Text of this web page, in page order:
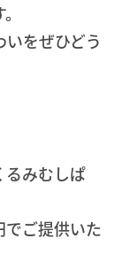
をぜひどう
るみむしぱ
ご提供いた